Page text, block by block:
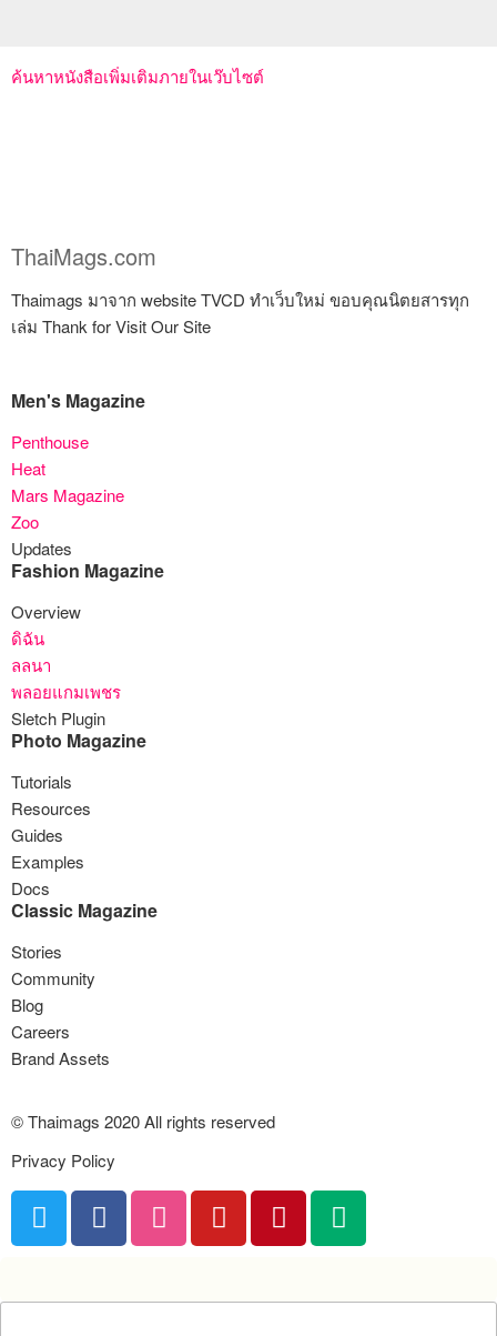
ค้นหาหนังสือเพิ่มเติมภายในเว๊บไซต์
ThaiMags.com
Thaimags มาจาก website TVCD ทำเว็บใหม่ ขอบคุณนิตยสารทุก
เล่ม Thank for Visit Our Site
Men's Magazine
Penthouse
Heat
Mars Magazine
Zoo
Updates
Fashion Magazine
Overview
ดิฉัน
ลลนา
พลอยแกมเพชร
Sletch Plugin
Photo Magazine
Tutorials
Resources
Guides
Examples
Docs
Classic Magazine
Stories
Community
Blog
Careers
Brand Assets
© Thaimags 2020 All rights reserved
Privacy Policy